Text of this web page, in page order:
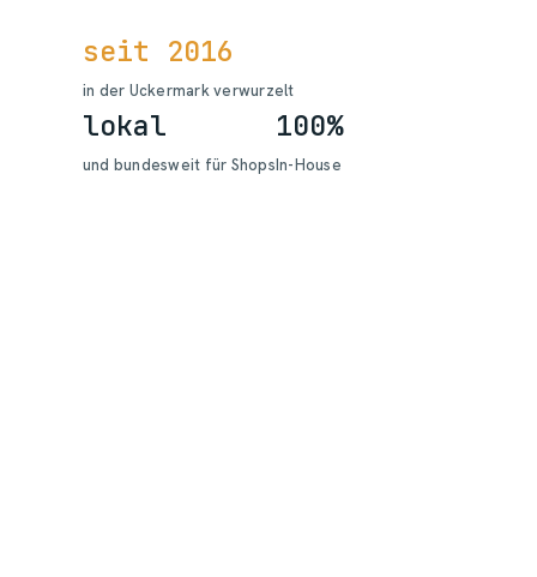
seit 2016
in der Uckermark verwurzelt
lokal
und bundesweit für Shops
100%
In-House